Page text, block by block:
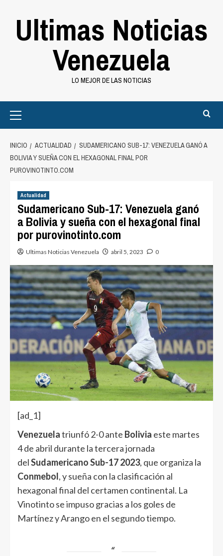
Ultimas Noticias
Venezuela
LO MEJOR DE LAS NOTICIAS
Menu
INICIO ACTUALIDAD
SUDAMERICANO SUB-17: VENEZUELA GANÓ A
BOLIVIA Y SUEÑA CON EL HEXAGONAL FINAL POR
PUROVINOTINTO.COM
Actualidad
Sudamericano Sub-17: Venezuela ganó
a Bolivia y sueña con el hexagonal final
por purovinotinto.com
Ultimas Noticias Venezuela abril 5, 2023 0
[ad_1]
Venezuelatriunfó 2-0 ante Bolivia este martes
4 de abril durante la tercera jornada
delSudamericano Sub-17 2023, que organiza la
Conmebol, y sueña con la clasificación al
hexagonal final del certamen continental. La
Vinotinto se impuso gracias a los goles de
Martínez y Arango en el segundo tiempo.